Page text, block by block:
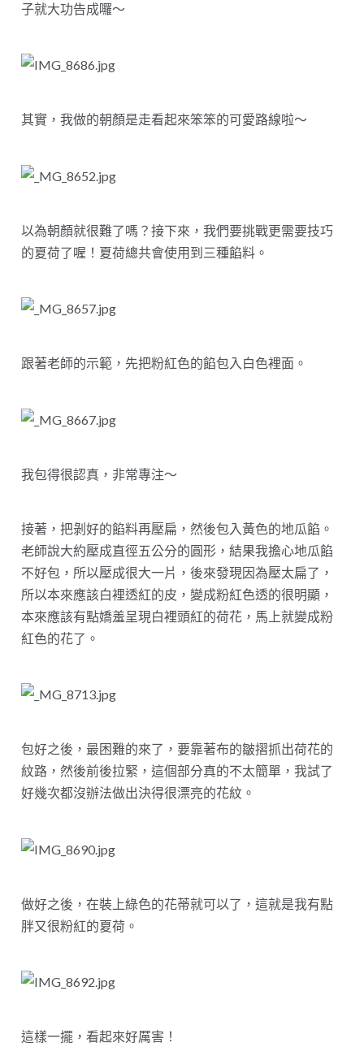
子就大功告成囉～
其實，我做的朝顏是走看起來笨笨的可愛路線啦～
以為朝顏就很難了嗎？接下來，我們要挑戰更需要技巧
的夏荷了喔！夏荷總共會使用到三種餡料。
跟著老師的示範，先把粉紅色的餡包入白色裡面。
我包得很認真，非常專注～
接著，把剝好的餡料再壓扁，然後包入黃色的地瓜餡。
老師說大約壓成直徑五公分的圓形，結果我擔心地瓜餡
不好包，所以壓成很大一片，後來發現因為壓太扁了，
所以本來應該白裡透紅的皮，變成粉紅色透的很明顯，
本來應該有點嬌羞呈現白裡頭紅的荷花，馬上就變成粉
紅色的花了。
包好之後，最困難的來了，要靠著布的皺摺抓出荷花的
紋路，然後前後拉緊，這個部分真的不太簡單，我試了
好幾次都沒辦法做出決得很漂亮的花紋。
做好之後，在裝上綠色的花蒂就可以了，這就是我有點
胖又很粉紅的夏荷。
這樣一擺，看起來好厲害！